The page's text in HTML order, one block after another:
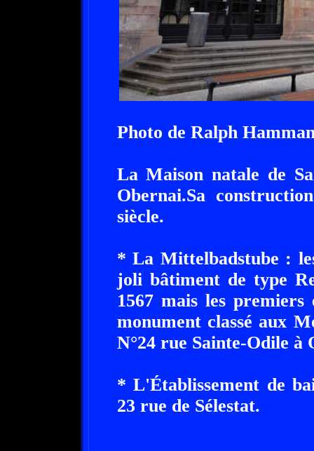
Photo de Ralph
La Maison natale de
Obernai.Sa
siècle.
* La Mittelbadstube :
joli bâtiment de type
1567 mais les
monument classé aux
N°24 rue Sainte-Odile à
* L'Établissement de
23 rue de Sélestat.